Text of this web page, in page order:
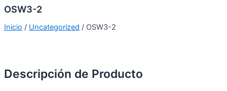
OSW3-2
Inicio / Uncategorized / OSW3-2
Descripción de Producto